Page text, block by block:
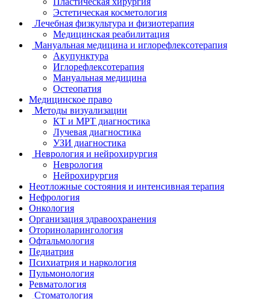
Эстетическая косметология
Лечебная физкультура и физиотерапия
Медицинская реабилитация
Мануальная медицина и иглорефлексотерапия
Акупунктура
Иглорефлексотерапия
Мануальная медицина
Остеопатия
Медицинское право
Методы визуализации
КТ и МРТ диагностика
Лучевая диагностика
УЗИ диагностика
Неврология и нейрохирургия
Неврология
Нейрохирургия
Неотложные состояния и интенсивная терапия
Нефрология
Онкология
Организация здравоохранения
Оториноларингология
Офтальмология
Педиатрия
Психиатрия и наркология
Пульмонология
Ревматология
Стоматология